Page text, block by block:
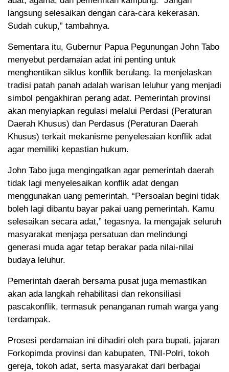
langsung selesaikan dengan cara-cara kekerasan.
Sudah cukup,” tambahnya.
Sementara itu, Gubernur Papua Pegunungan John Tabo
menyebut perdamaian adat ini penting untuk
menghentikan siklus konflik berulang. Ia menjelaskan
tradisi patah panah adalah warisan leluhur yang menjadi
simbol pengakhiran perang adat. Pemerintah provinsi
akan menyiapkan regulasi melalui Perdasi (Peraturan
Daerah Khusus) dan Perdasus (Peraturan Daerah
Khusus) terkait mekanisme penyelesaian konflik adat
agar memiliki kepastian hukum.
John Tabo juga mengingatkan agar pemerintah daerah
tidak lagi menyelesaikan konflik adat dengan
menggunakan uang pemerintah. “Persoalan begini tidak
boleh lagi dibantu bayar pakai uang pemerintah. Kamu
selesaikan secara adat,” tegasnya. Ia mengajak seluruh
masyarakat menjaga persatuan dan melindungi
generasi muda agar tetap berakar pada nilai-nilai
budaya leluhur.
Pemerintah daerah bersama pusat juga memastikan
akan ada langkah rehabilitasi dan rekonsiliasi
pascakonflik, termasuk penanganan rumah warga yang
terdampak.
Prosesi perdamaian ini dihadiri oleh para bupati, jajaran
Forkopimda provinsi dan kabupaten, TNI-Polri, tokoh
gereja, tokoh adat, serta masyarakat dari berbagai